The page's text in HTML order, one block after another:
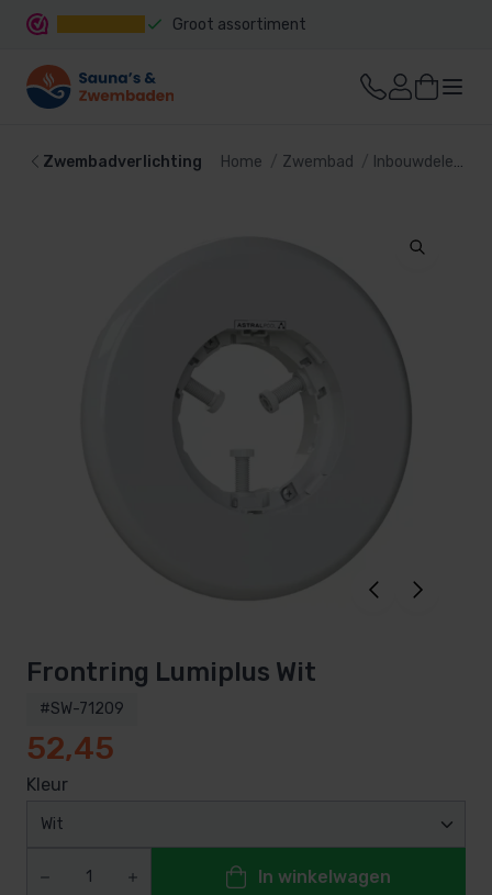
Groot assortiment
Zwembadverlichting Home Zwembad Inbouwdelen
Frontring Lumiplus Wit
#SW-71209
52,45
Kleur
Wit
In winkelwagen